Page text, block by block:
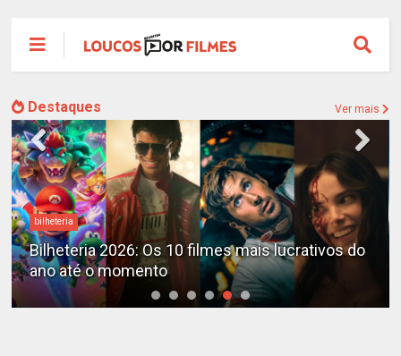
Destaques Ver mais
bilheteria
Bilheteria 2026: Os 10 filmes mais lucrativos do
ano até o momento